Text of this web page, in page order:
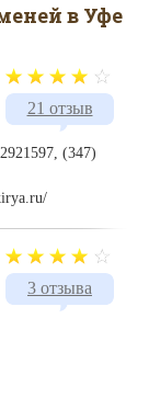
в Уфе
21 отзыв
(347)
3 отзыва